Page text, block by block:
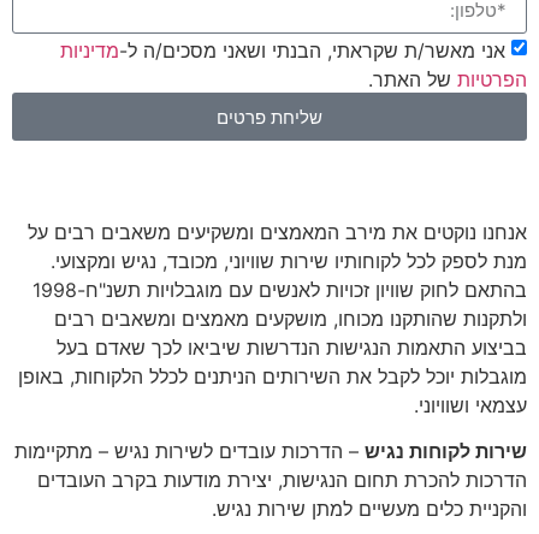
אנחנו נוקטים את מירב המאמצים ומשקיעים משאבים רבים על
מנת לספק לכל לקוחותיו שירות שוויוני, מכובד, נגיש ומקצועי.
בהתאם לחוק שוויון זכויות לאנשים עם מוגבלויות תשנ"ח-1998
ולתקנות שהותקנו מכוחו, מושקעים מאמצים ומשאבים רבים
בביצוע התאמות הנגישות הנדרשות שיביאו לכך שאדם בעל
מוגבלות יוכל לקבל את השירותים הניתנים לכלל הלקוחות, באופן
עצמאי ושוויוני.
שירות לקוחות נגיש – הדרכות עובדים לשירות נגיש – מתקיימות
הדרכות להכרת תחום הנגישות, יצירת מודעות בקרב העובדים
והקניית כלים מעשיים למתן שירות נגיש.
אני מאשר/ת שקראתי, הבנתי ושאני מסכים/ה ל-מדיניות
הפרטיות של האתר.
שליחת פרטים